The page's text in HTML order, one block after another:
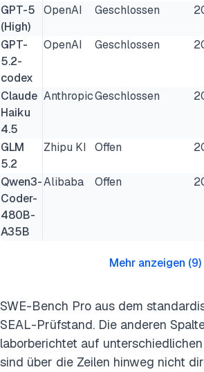
GPT-5
(High)
OpenAI Geschlossen
GPT-
5.2-
codex
OpenAI Geschlossen
Claude
Haiku
4.5
AnthropicGeschlossen
GLM
5.2
Zhipu KI Offen
Qwen3-
Coder-
480B-
A35B
Alibaba Offen
Mehr anzeigen (9)
SWE-Bench Pro aus dem
SEAL-Prüfstand. Die anderen
laborberichtet auf
sind über die Zeilen hinweg nicht